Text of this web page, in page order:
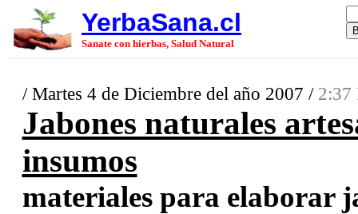
YerbaSana.cl
Sanate con hierbas, Salud Natural
/ Martes 4 de Diciembre del año 2007 / 2:37
Jabones naturales
insumos
materiales para elaborar